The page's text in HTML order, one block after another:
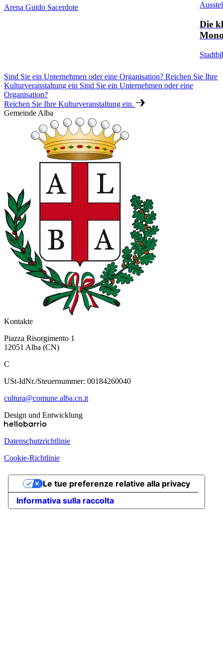
Arena Guido Sacerdote
Die
Sind Sie ein Unternehmen oder eine Organisation? Reichen Sie Ihre
Kulturveranstaltung ein Sind Sie ein Unternehmen oder eine
Organisation?
Reichen Sie Ihre Kulturveranstaltung ein.
Gemeinde Alba
Kontakte
Piazza Risorgimento 1
12051 Alba (CN)
C
USt-IdNr./Steuernummer: 00184260040
cultura@comune.alba.cn.it
Design und Entwicklung
Datenschutzrichtlinie
Cookie-Richtlinie
Informativa sulla raccolta
Le tue preferenze relative alla privacy